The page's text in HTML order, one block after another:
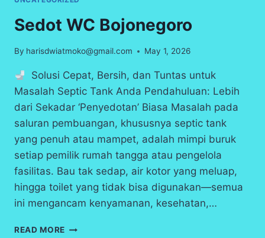
Sedot WC Bojonegoro
By harisdwiatmoko@gmail.com May 1, 2026
Solusi Cepat, Bersih, dan Tuntas untuk
Masalah Septic Tank Anda Pendahuluan: Lebih
dari Sekadar ‘Penyedotan’ Biasa Masalah pada
saluran pembuangan, khususnya septic tank
yang penuh atau mampet, adalah mimpi buruk
setiap pemilik rumah tangga atau pengelola
fasilitas. Bau tak sedap, air kotor yang meluap,
hingga toilet yang tidak bisa digunakan—semua
ini mengancam kenyamanan, kesehatan,…
READ MORE SEDOT